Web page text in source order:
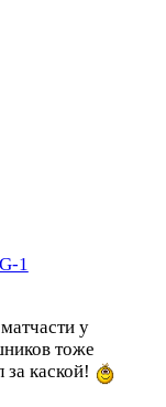
1
у
тоже
каской!